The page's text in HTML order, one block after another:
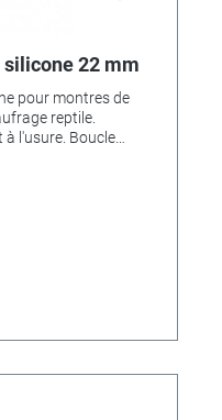
22 mm
pour montres de
reptile.
l'usure. Boucle